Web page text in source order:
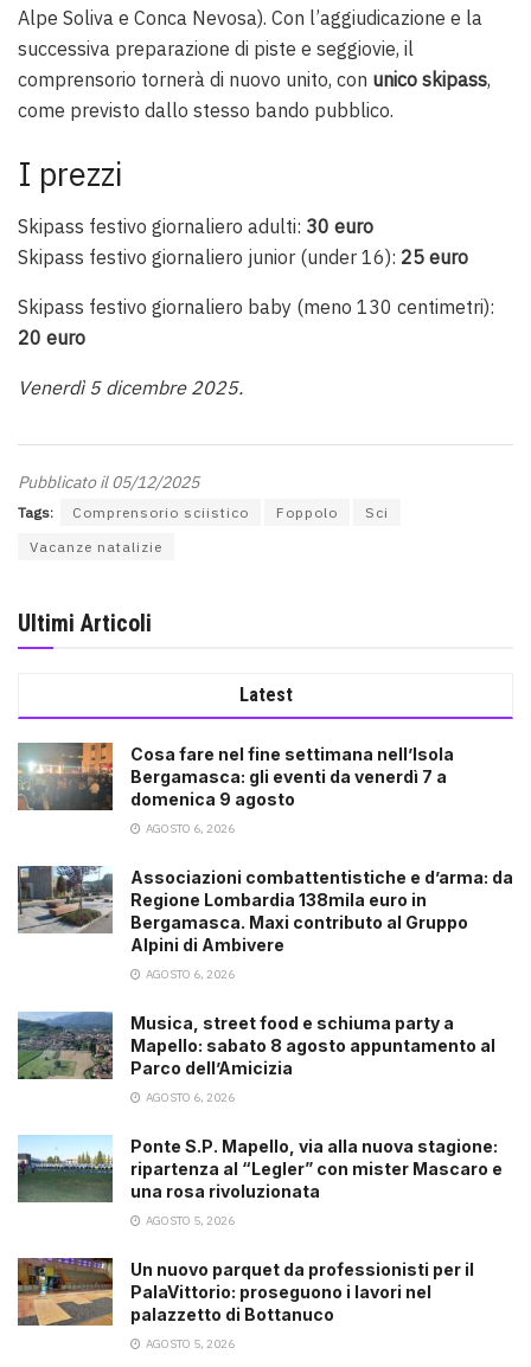
Alpe Soliva e Conca Nevosa). Con l’aggiudicazione e la
successiva preparazione di piste e seggiovie, il
comprensorio tornerà di nuovo unito, con unico skipass,
come previsto dallo stesso bando pubblico.
I prezzi
Skipass festivo giornaliero adulti: 30 euro
Skipass festivo giornaliero junior (under 16): 25 euro
Skipass festivo giornaliero baby (meno 130 centimetri):
20 euro
Venerdì 5 dicembre 2025.
Pubblicato il 05/12/2025
Tags: Comprensorio sciistico Foppolo
Sci
Vacanze natalizie
Ultimi Articoli
Latest
Cosa fare nel fine settimana nell’Isola
Bergamasca: gli eventi da venerdì 7 a
domenica 9 agosto
AGOSTO 6, 2026
Associazioni combattentistiche e d’arma: da
Regione Lombardia 138mila euro in
Bergamasca. Maxi contributo al Gruppo
Alpini di Ambivere
AGOSTO 6, 2026
Musica, street food e schiuma party a
Mapello: sabato 8 agosto appuntamento al
Parco dell’Amicizia
AGOSTO 6, 2026
Ponte S.P. Mapello, via alla nuova stagione:
ripartenza al “Legler” con mister Mascaro e
una rosa rivoluzionata
AGOSTO 5, 2026
Un nuovo parquet da professionisti per il
PalaVittorio: proseguono i lavori nel
palazzetto di Bottanuco
AGOSTO 5, 2026